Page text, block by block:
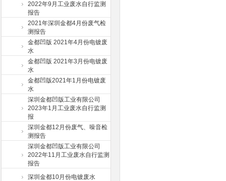
2022年9月工业废水自行监测
报告
2021年深圳金都4月份废气检
测报告
金都凹版 2021年4月份电镀废
水
金都凹版 2021年3月份电镀废
水
金都凹版2021年1月份电镀废
水
深圳金都凹版工业有限公司
2023年1月工业废水自行监测
报
深圳金都12月份废气、噪音检
测报告
深圳金都凹版工业有限公司
2022年11月工业废水自行监测
报告
深圳金都10月份电镀废水